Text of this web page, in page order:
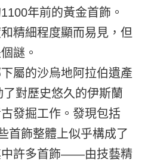
年前的黃金首飾。
精細程度顯而易見，但
謎。
屬的沙烏地阿拉伯遺產
對歷史悠久的伊斯蘭
發掘工作。發現包括
首飾整體上似乎構成了
中許多首飾——由技藝精